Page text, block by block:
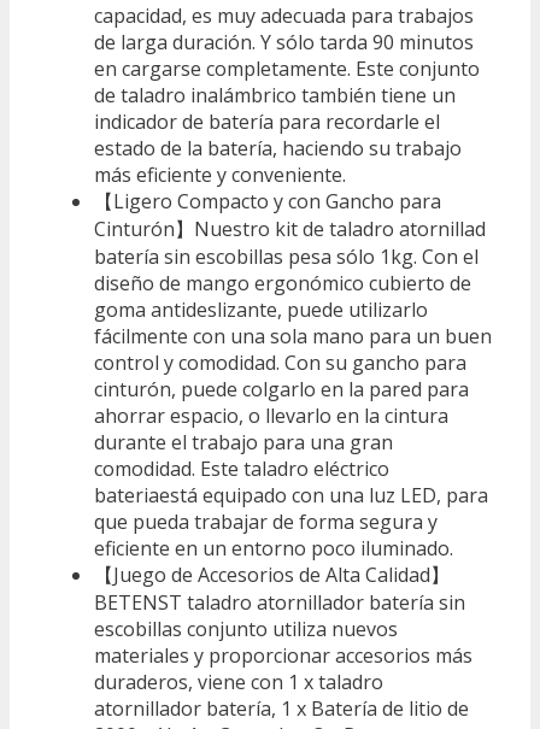
capacidad, es muy adecuada para trabajos
de larga duración. Y sólo tarda 90 minutos
en cargarse completamente. Este conjunto
de taladro inalámbrico también tiene un
indicador de batería para recordarle el
estado de la batería, haciendo su trabajo
más eficiente y conveniente.
【Ligero Compacto y con Gancho para
Cinturón】Nuestro kit de taladro atornillad
batería sin escobillas pesa sólo 1kg. Con el
diseño de mango ergonómico cubierto de
goma antideslizante, puede utilizarlo
fácilmente con una sola mano para un buen
control y comodidad. Con su gancho para
cinturón, puede colgarlo en la pared para
ahorrar espacio, o llevarlo en la cintura
durante el trabajo para una gran
comodidad. Este taladro eléctrico
bateriaestá equipado con una luz LED, para
que pueda trabajar de forma segura y
eficiente en un entorno poco iluminado.
【Juego de Accesorios de Alta Calidad】
BETENST taladro atornillador batería sin
escobillas conjunto utiliza nuevos
materiales y proporcionar accesorios más
duraderos, viene con 1 x taladro
atornillador batería, 1 x Batería de litio de